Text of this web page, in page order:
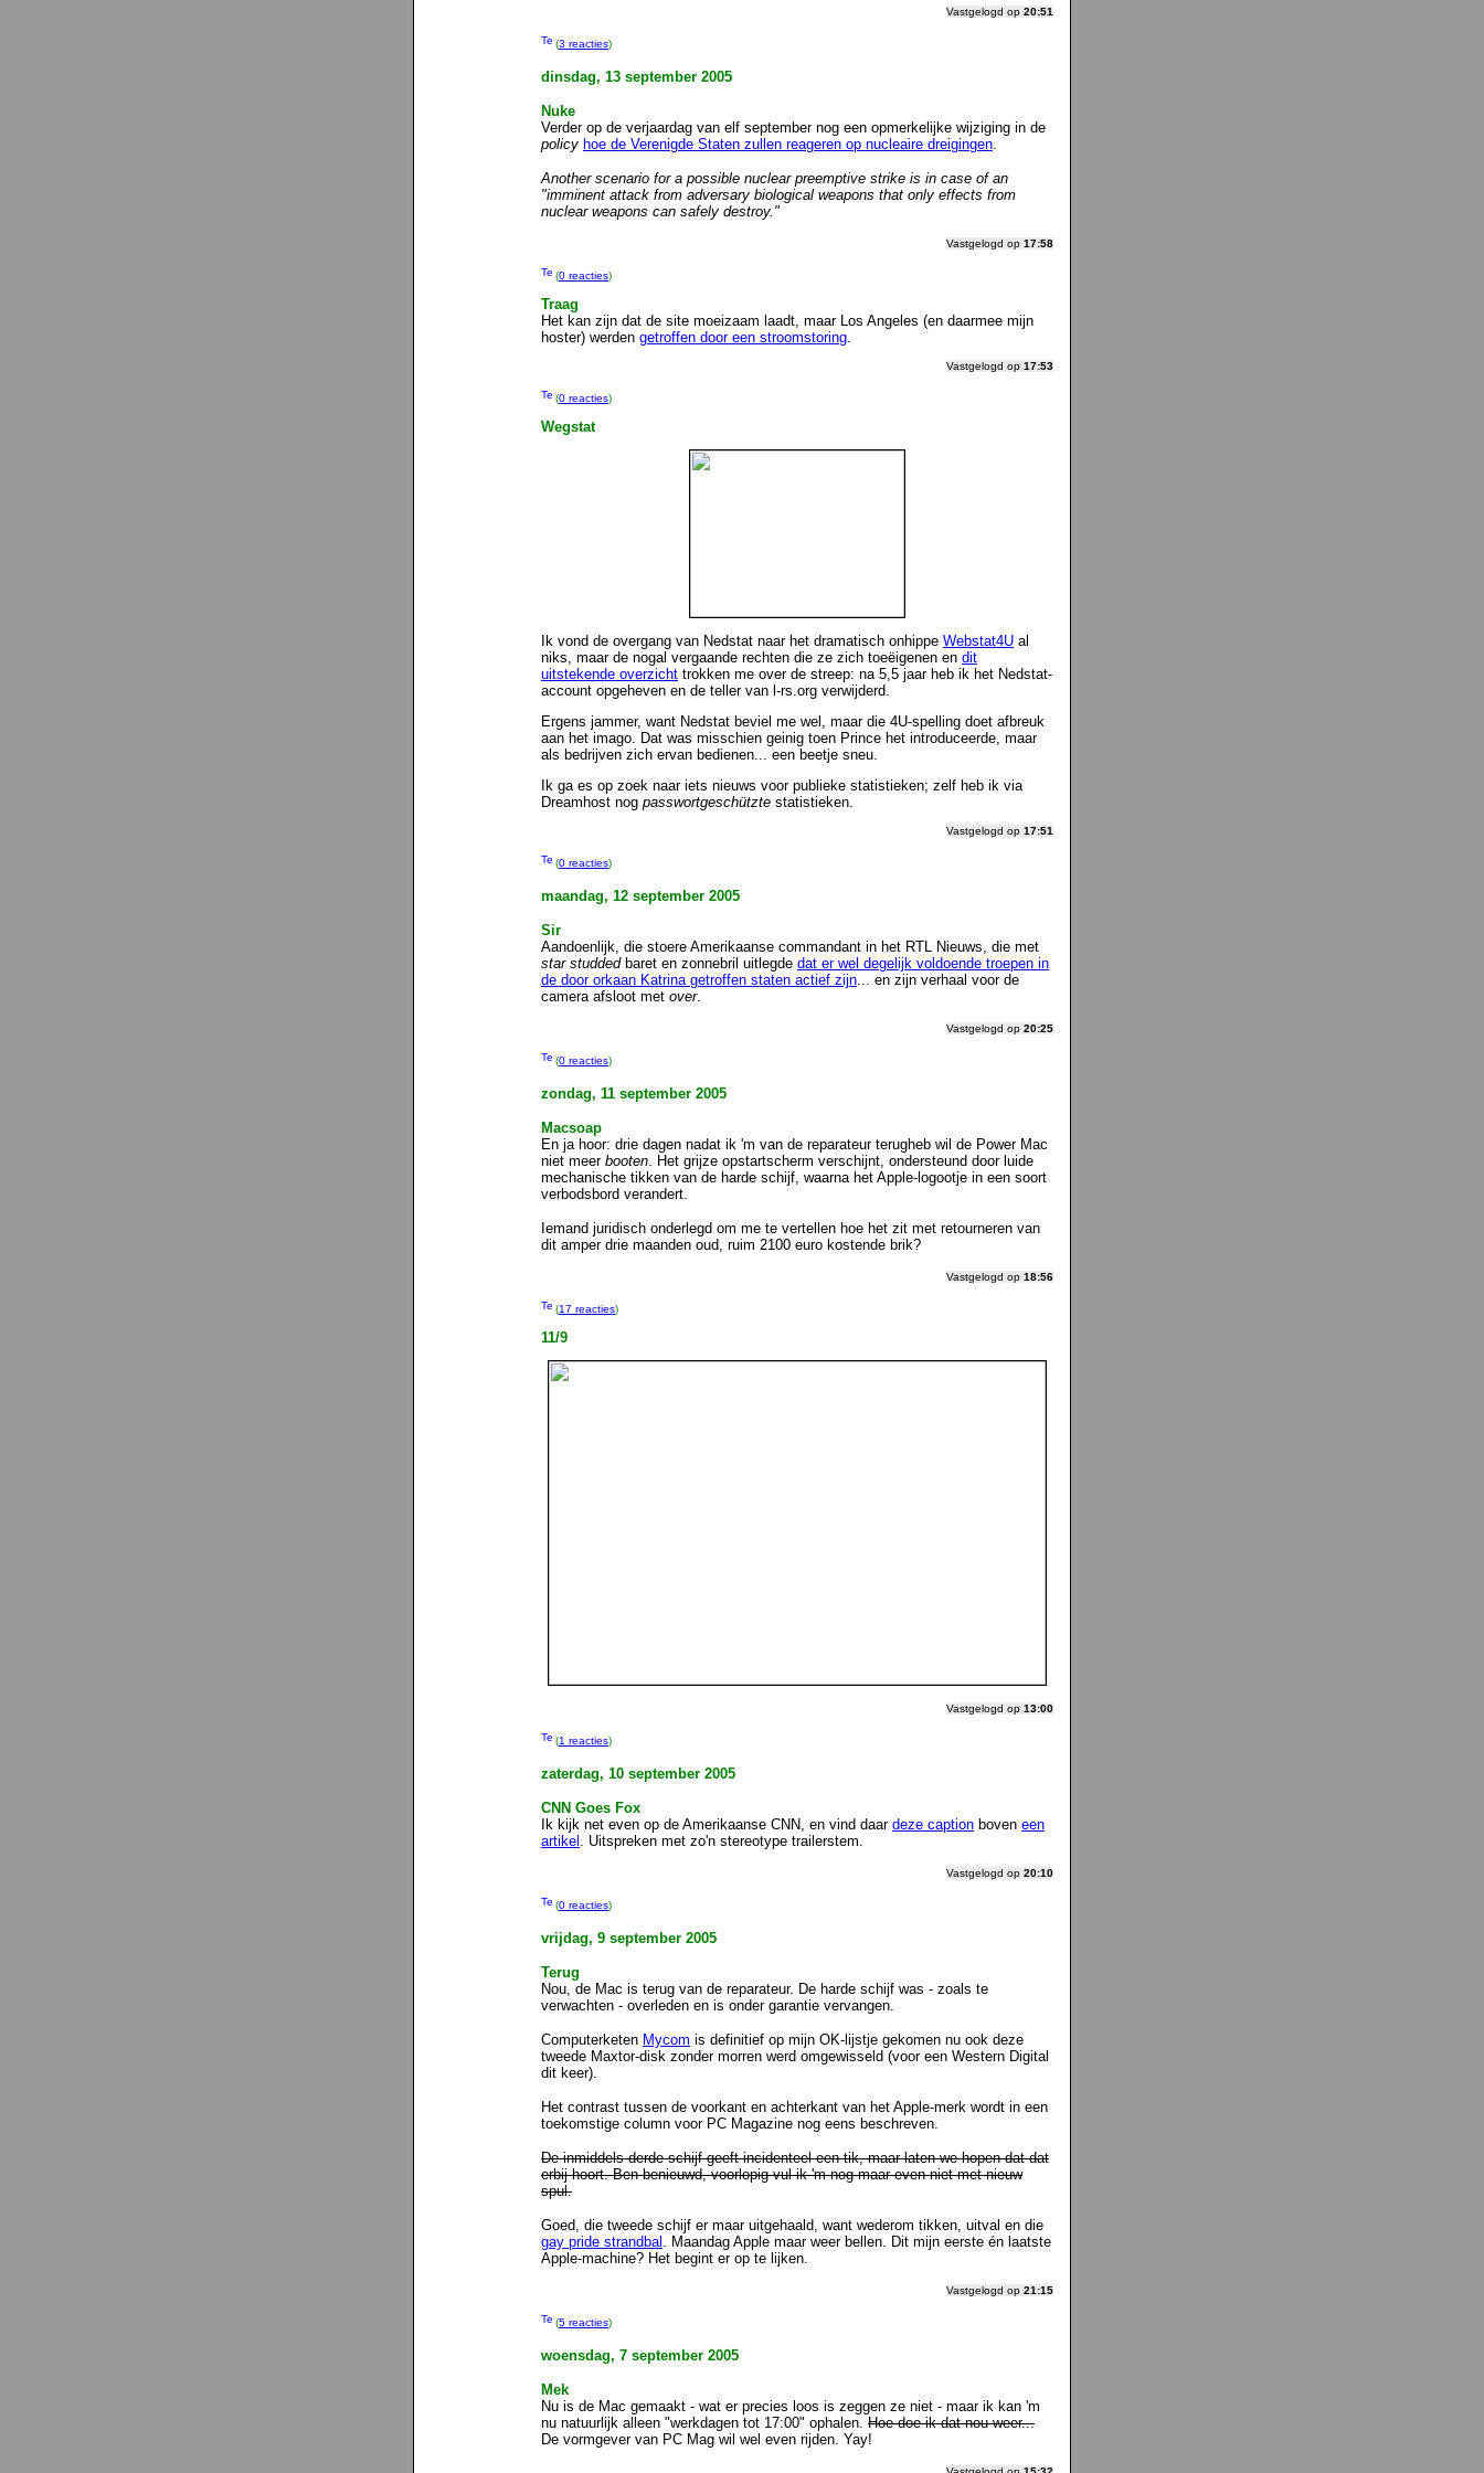
Vastgelogd op 20:51
(3 reacties)
dinsdag, 13 september 2005
Nuke
Verder op de verjaardag van elf september nog een opmerkelijke wijziging in de
policy hoe de Verenigde Staten zullen reageren op nucleaire dreigingen.
Another scenario for a possible nuclear preemptive strike is in case of an
"imminent attack from adversary biological weapons that only effects from
nuclear weapons can safely destroy."
Vastgelogd op 17:58
(0 reacties)
Traag
Het kan zijn dat de site moeizaam laadt, maar Los Angeles (en daarmee mijn
hoster) werden getroffen door een stroomstoring.
Vastgelogd op 17:53
(0 reacties)
Wegstat
Ik vond de overgang van Nedstat naar het dramatisch onhippe Webstat4U al
niks, maar de nogal vergaande rechten die ze zich toeëigenen en dit
uitstekende overzicht trokken me over de streep: na 5,5 jaar heb ik het Nedstat-
account opgeheven en de teller van l-rs.org verwijderd.
Ergens jammer, want Nedstat beviel me wel, maar die 4U-spelling doet afbreuk
aan het imago. Dat was misschien geinig toen Prince het introduceerde, maar
als bedrijven zich ervan bedienen... een beetje sneu.
Ik ga es op zoek naar iets nieuws voor publieke statistieken; zelf heb ik via
Dreamhost nog passwortgeschützte statistieken.
Vastgelogd op 17:51
(0 reacties)
maandag, 12 september 2005
Sir
Aandoenlijk, die stoere Amerikaanse commandant in het RTL Nieuws, die met
star studdedbaret en zonnebril uitlegde dat er wel degelijk voldoende troepen in
de door orkaan Katrina getroffen staten actief zijn... en zijn verhaal voor de
camera afsloot met over.
Vastgelogd op 20:25
(0 reacties)
zondag, 11 september 2005
Macsoap
En ja hoor: drie dagen nadat ik 'm van de reparateur terugheb wil de Power Mac
niet meer booten. Het grijze opstartscherm verschijnt, ondersteund door luide
mechanische tikken van de harde schijf, waarna het Apple-logootje in een soort
verbodsbord verandert.
Iemand juridisch onderlegd om me te vertellen hoe het zit met retourneren van
dit amper drie maanden oud, ruim 2100 euro kostende brik?
Vastgelogd op 18:56
(17 reacties)
11/9
Vastgelogd op 13:00
(1 reacties)
zaterdag, 10 september 2005
CNN Goes Fox
Ik kijk net even op de Amerikaanse CNN, en vind daar deze caption boven een
artikel . Uitspreken met zo'n stereotype trailerstem.
Vastgelogd op 20:10
(0 reacties)
vrijdag, 9 september 2005
Terug
Nou, de Mac is terug van de reparateur. De harde schijf was - zoals te
verwachten - overleden en is onder garantie vervangen.
Computerketen Mycom is definitief op mijn OK-lijstje gekomen nu ook deze
tweede Maxtor-disk zonder morren werd omgewisseld (voor een Western Digital
dit keer).
Het contrast tussen de voorkant en achterkant van het Apple-merk wordt in een
toekomstige column voor PC Magazine nog eens beschreven.
De inmiddels derde schijf geeft incidenteel een tik, maar laten we hopen dat dat
erbij hoort. Ben benieuwd, voorlopig vul ik 'm nog maar even niet met nieuw
spul.
Goed, die tweede schijf er maar uitgehaald, want wederom tikken, uitval en die
gay pride strandbal . Maandag Apple maar weer bellen. Dit mijn eerste én laatste
Apple-machine? Het begint er op te lijken.
Vastgelogd op 21:15
(5 reacties)
woensdag, 7 september 2005
Mek
Nu is de Mac gemaakt - wat er precies loos is zeggen ze niet - maar ik kan 'm
nu natuurlijk alleen "werkdagen tot 17:00" ophalen. Hoe doe ik dat nou weer...
De vormgever van PC Mag wil wel even rijden. Yay!